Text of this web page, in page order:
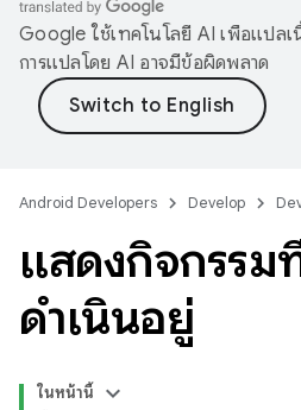
Google ใช้เทคโนโลยี AI เพื่อแปล
การแปลโดย AI อาจมีข้อผิดพลาด
Android Developers Develop
แสดงกิจกรรม
ดำเนินอยู่
ในหน้านี้